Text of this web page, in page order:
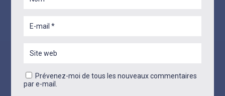
Prévenez-moi de tous les nouveaux commentaires
par e-mail.